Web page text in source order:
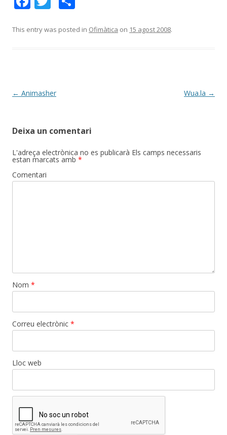
e
k
itt m
This entry was posted in Ofimàtica on 15 agost 2008.
Post
← Animasher Wua.la →
Deixa un comentari
L'adreça electrònica no es publicarà Els camps necessaris
estan marcats amb *
Comentari
Nom *
Correu electrònic *
Lloc web